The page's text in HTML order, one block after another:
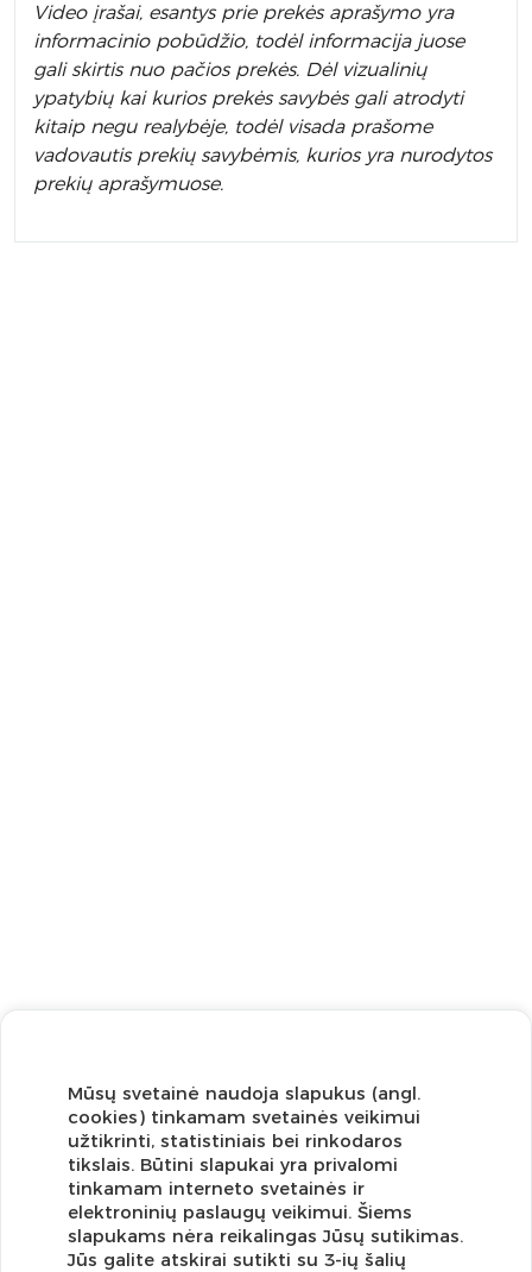
Video įrašai, esantys prie prekės aprašymo yra
informacinio pobūdžio, todėl informacija juose
gali skirtis nuo pačios prekės. Dėl vizualinių
ypatybių kai kurios prekės savybės gali atrodyti
kitaip negu realybėje, todėl visada prašome
vadovautis prekių savybėmis, kurios yra nurodytos
prekių aprašymuose.
Mūsų svetainė naudoja slapukus (angl.
cookies) tinkamam svetainės veikimui
užtikrinti, statistiniais bei rinkodaros
tikslais. Būtini slapukai yra privalomi
tinkamam interneto svetainės ir
elektroninių paslaugų veikimui. Šiems
slapukams nėra reikalingas Jūsų sutikimas.
Jūs galite atskirai sutikti su 3-ių šalių